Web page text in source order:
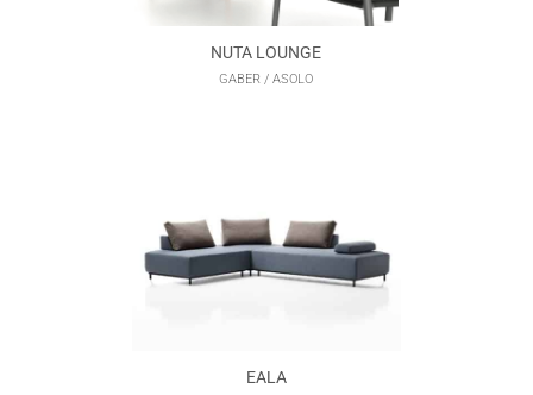
NUTA LOUNGE
GABER / ASOLO
EALA